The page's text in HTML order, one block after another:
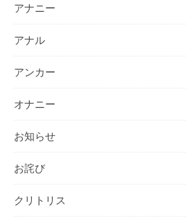
アナニー
アナル
アンカー
オナニー
お知らせ
お詫び
クリトリス